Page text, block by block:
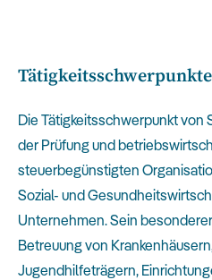
Tätigkeitsschwerpunkte
Die Tätigkeitsschwerpunkt von
der Prüfung und
steuerbegünstigten
Sozial- und
Unternehmen. Sein
Betreuung von
Jugendhilfeträgern,